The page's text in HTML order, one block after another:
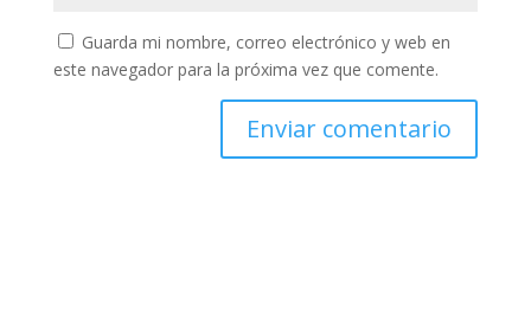
Guarda mi nombre, correo electrónico y web en
este navegador para la próxima vez que comente.